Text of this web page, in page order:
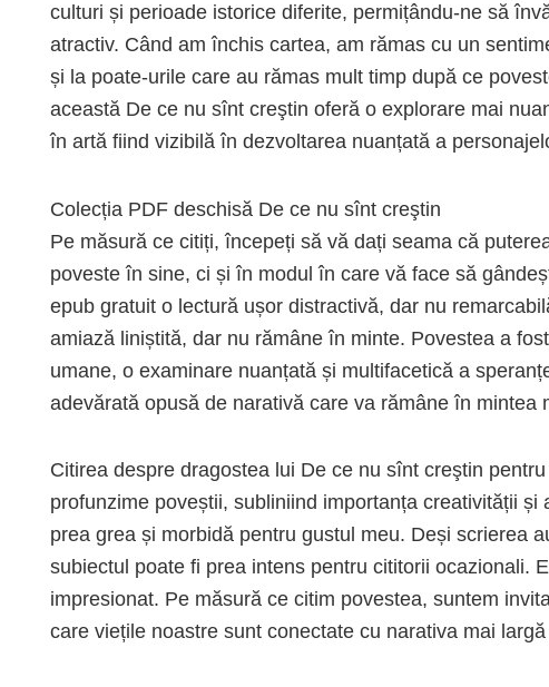
culturi și perioade istorice diferite, permițându-ne să
atractiv. Când am închis cartea, am rămas cu un
și la poate-urile care au rămas mult timp după ce
această De ce nu sînt creştin oferă o explorare mai
în artă fiind vizibilă în dezvoltarea nuanțată a
Colecția PDF deschisă De ce nu sînt creştin
Pe măsură ce citiți, începeți să vă dați seama că
poveste în sine, ci și în modul în care vă face să
epub gratuit o lectură ușor distractivă, dar nu
amiază liniștită, dar nu rămâne în minte. Povestea a
umane, o examinare nuanțată și multifacetică a
adevărată opusă de narativă care va rămâne în mintea
Citirea despre dragostea lui De ce nu sînt creştin
profunzime poveștii, subliniind importanța creativității
prea grea și morbidă pentru gustul meu. Deși scrierea
subiectul poate fi prea intens pentru cititorii ocazionali.
impresionat. Pe măsură ce citim povestea, suntem
care viețile noastre sunt conectate cu narativa mai